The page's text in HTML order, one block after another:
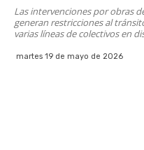
Las intervenciones por obras
generan restricciones al
varias líneas de colectivos en
martes 19 de mayo de 2026